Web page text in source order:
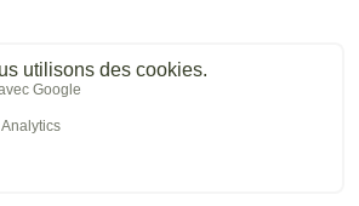
pont de l’Ascension
week-end de Pentecôte
NOUS